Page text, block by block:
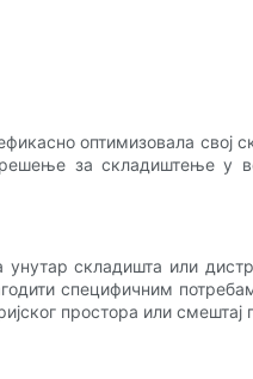
оптимизовала свој
за складиштење
унутар складишта или
специфичним
простора или смештај